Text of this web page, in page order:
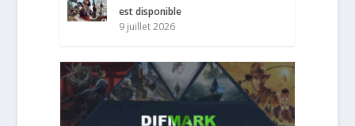
est disponible
9 juillet 2026